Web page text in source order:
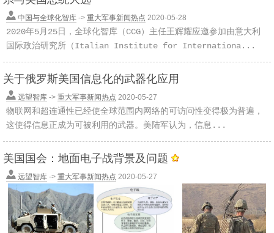
中国与全球化智库 -> 重大军事新闻热点 2020-05-28
2020年5月25日，全球化智库（CCG）主任王辉耀应邀参加由意大利
国际政治研究所（Italian Institute for Internationa...
关于俄罗斯美国信息化的武器化应用
远望智库 -> 重大军事新闻热点 2020-05-27
物联网和超连通性已经使全球范围内网络的可访问性变得极为普遍，
这使得信息正成为可被利用的武器。美陆军认为，信息...
美国国会：地面电子战背景及问题
远望智库 -> 重大军事新闻热点 2020-05-27